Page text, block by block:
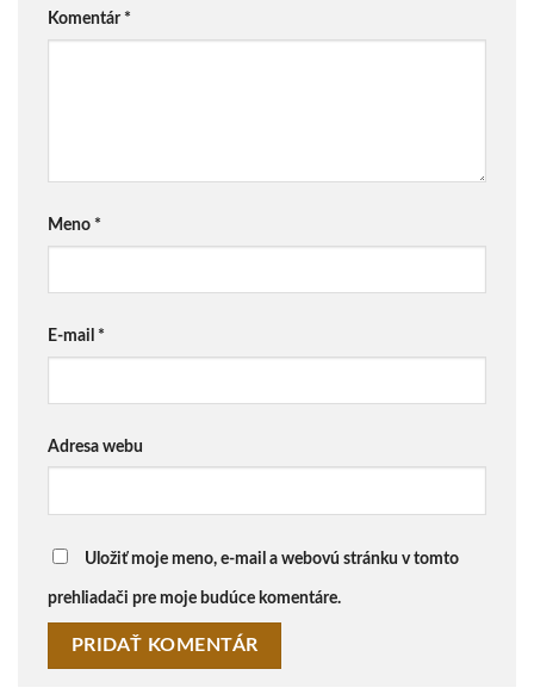
Komentár *
Meno *
E-mail *
Adresa webu
Uložiť moje meno, e-mail a webovú stránku v tomto
prehliadači pre moje budúce komentáre.